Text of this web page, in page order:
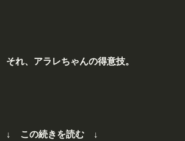
それ、アラレちゃんの得意技。
↓ この続きを読む ↓